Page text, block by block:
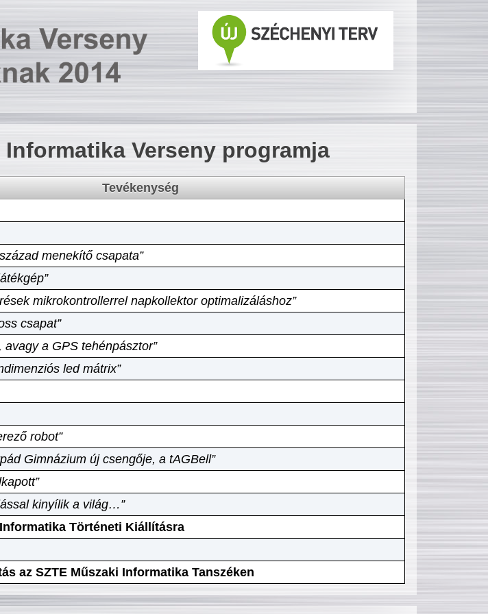
Informatika Verseny programja
Tevékenység
menekítő csapata”
mikrokontrollerrel napkollektor optimalizáláshoz”
csapat”
avagy a GPS tehénpásztor”
led mátrix”
robot”
Gimnázium új csengője, a tAGBell”
kinyílik a világ…”
Történeti Kiállításra
az SZTE Műszaki Informatika Tanszéken